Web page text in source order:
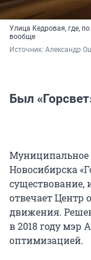
Улица Кедровая, где,
вообще
Источник: Александр
Был
Муниципальное
Новосибирска
существование,
отвечает Центр
движения.
в 2018 году мэр
оптимизацией.